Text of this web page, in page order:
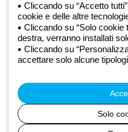
Privacy Policy
Cookie policy
Condizioni di vendita
Tutte le policy
Accessibilità
direzione e coordinamento di
03829720378 - P.IVA (IT)
Soc. 10.000.000 EUR i.v.
Cliccando su “Accetto
cookie e delle altre
Cliccando su “Solo cookie
destra, verranno installati
Cliccando su
accettare solo alcune
Solo